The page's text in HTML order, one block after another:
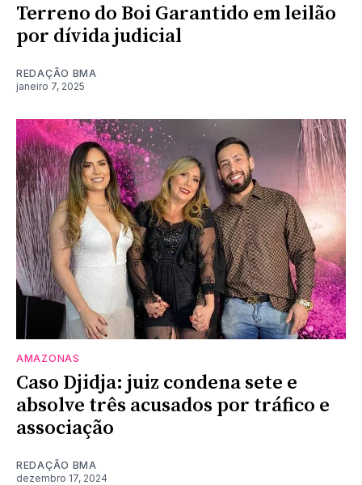
Terreno do Boi Garantido em leilão
por dívida judicial
REDAÇÃO BMA
janeiro 7, 2025
AMAZONAS
Caso Djidja: juiz condena sete e
absolve três acusados por tráfico e
associação
REDAÇÃO BMA
dezembro 17, 2024